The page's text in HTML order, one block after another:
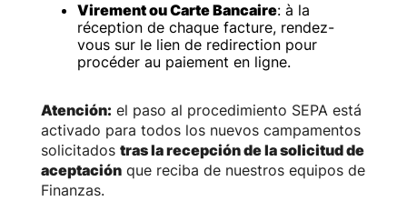
Virement ou Carte Bancaire: à la
réception de chaque facture, rendez-
vous sur le lien de redirection pour
procéder au paiement en ligne.
Atención: el paso al procedimiento SEPA está
activado para todos los nuevos campamentos
solicitados tras la recepción de la solicitud de
aceptaciónque reciba de nuestros equipos de
Finanzas.